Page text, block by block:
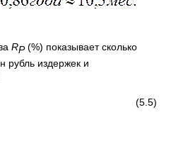
RР(%) показывает сколько
рубль издержек и
(5.5)